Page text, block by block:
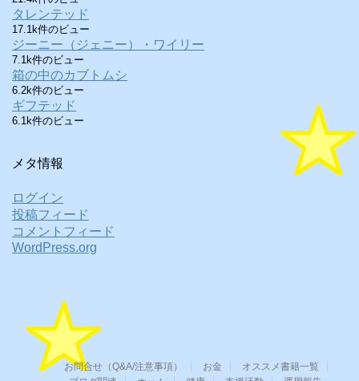
タレンテッド
17.1k件のビュー
ジーニー（ジェニー）・ワイリー
7.1k件のビュー
箱の中のカブトムシ
6.2k件のビュー
ギフテッド
6.1k件のビュー
メタ情報
ログイン
投稿フィード
コメントフィード
WordPress.org
お問合せ（Q&A/注意事項） お金
オススメ書籍一覧